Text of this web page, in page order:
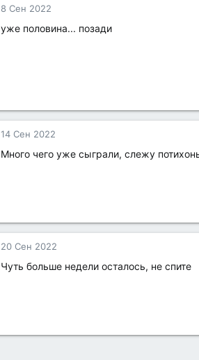
8 Сен 2022
уже половина... позади
14 Сен 2022
Много чего уже сыграли, слежу
20 Сен 2022
Чуть больше недели осталось, не спите